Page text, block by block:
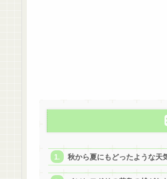
秋から夏にもどったような天